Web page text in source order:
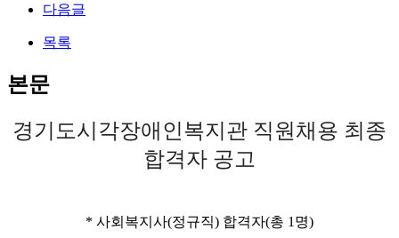
다음글
목록
본문
경기도시각장애인복지관 직원채용 최종
합격자 공고
* 사회복지사(정규직) 합격자(총 1명)